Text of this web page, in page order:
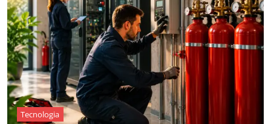
Tecnologia